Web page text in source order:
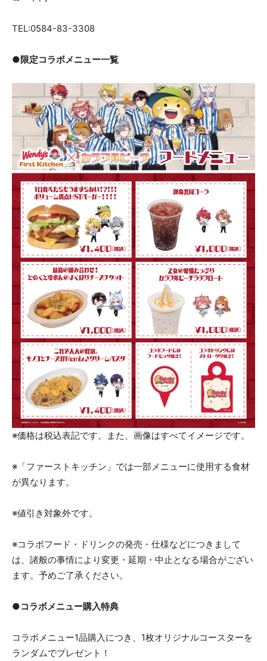
TEL:0584-83-3308
●限定コラボメニュー一覧
※価格は税込表記です。また、画像はすべてイメージです。
※「ファーストキッチン」では一部メニューに使用する食材
が異なります。
※値引き対象外です。
※コラボフード・ドリンクの発売・仕様などにつきまして
は、諸般の事情により変更・延期・中止となる場合がござい
ます。予めご了承ください。
●コラボメニュー購入特典
コラボメニュー1品購入につき、1枚オリジナルコースターを
ランダムでプレゼント！